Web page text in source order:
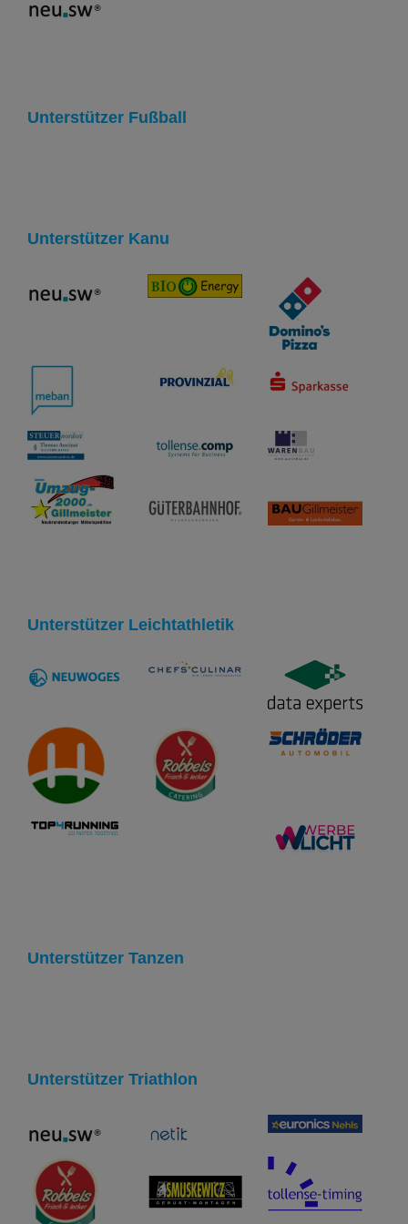
Unterstützer Fußball
Unterstützer Kanu
Unterstützer Leichtathletik
Unterstützer Tanzen
Unterstützer Triathlon